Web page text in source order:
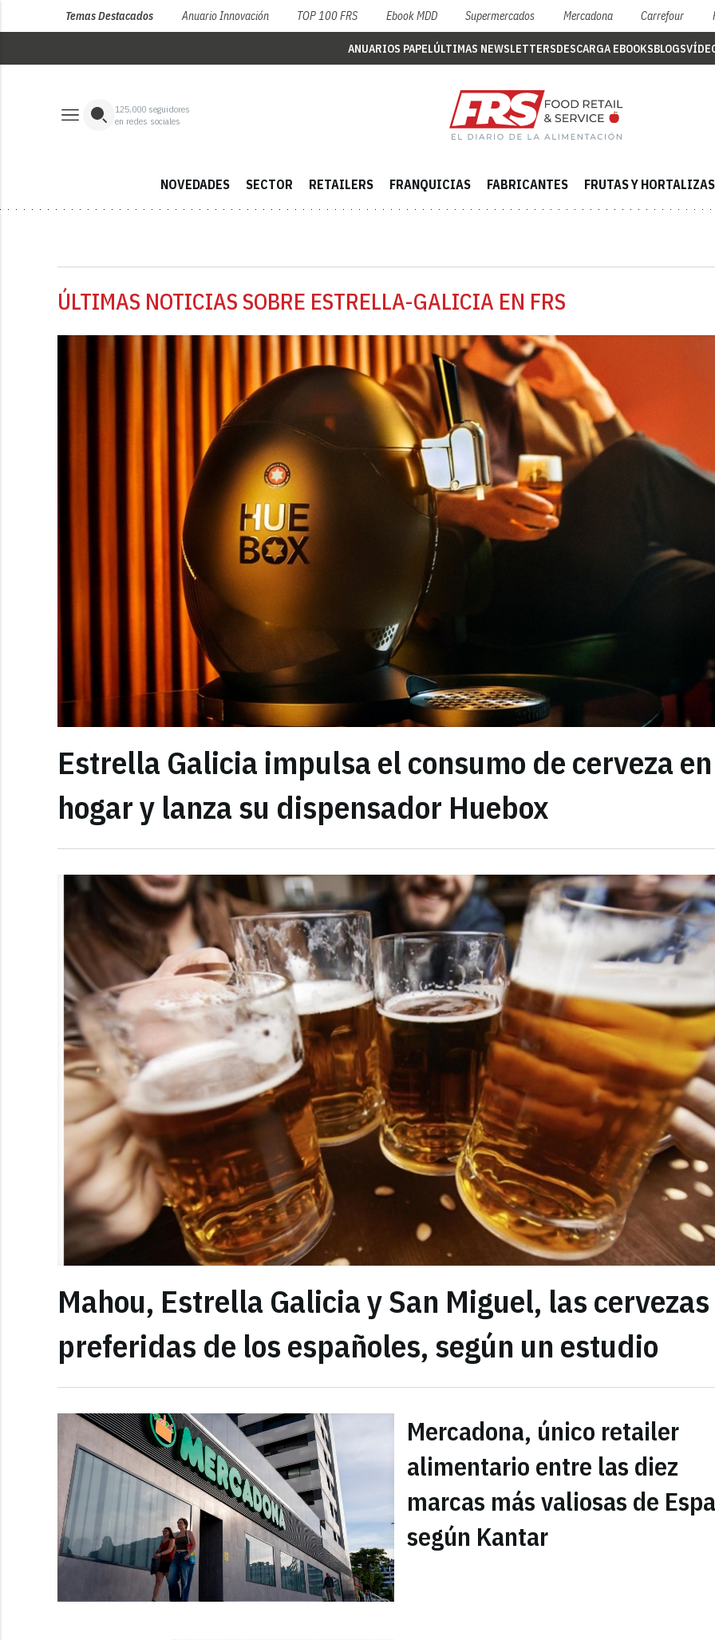
Temas Destacados Anuario Innovación TOP 100 FRS Ebook MDD Supermercados Mercadona Carrefour
ANUARIOS PAPELÚLTIMAS NEWSLETTERSDESCARGA EBOOKSBLOGS
125,000 seguidores
en redes sociales
NOVEDADES SECTOR RETAILERS FRANQUICIAS FABRICANTES FRUTAS Y HORTALIZAS
ÚLTIMAS NOTICIAS SOBRE ESTRELLA-GALICIA EN FRS
Estrella Galicia impulsa el consumo de cerveza
hogar y lanza su dispensador Huebox
Mahou, Estrella Galicia y San Miguel, las cervezas
preferidas de los españoles, según un estudio
Mercadona, único retailer
alimentario entre las diez
marcas más valiosas de
según Kantar